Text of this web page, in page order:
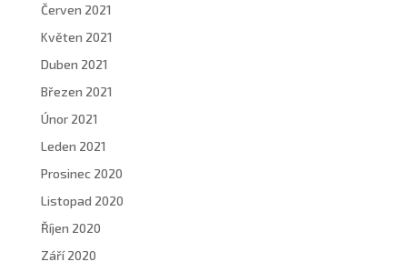
Červen 2021
Květen 2021
Duben 2021
Březen 2021
Únor 2021
Leden 2021
Prosinec 2020
Listopad 2020
Říjen 2020
Září 2020